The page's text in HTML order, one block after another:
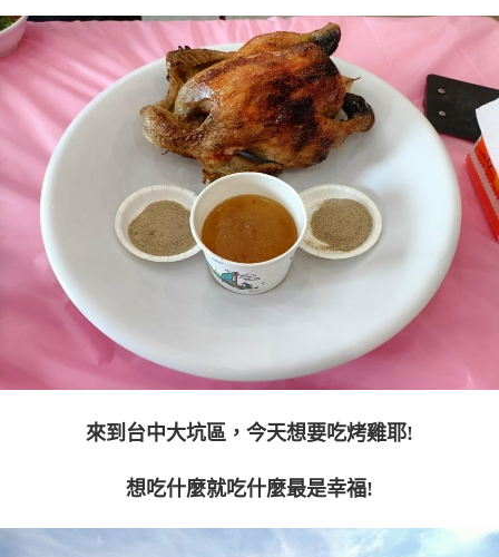
來到台中大坑區，今天想要吃烤雞耶!
想吃什麼就吃什麼最是幸福!